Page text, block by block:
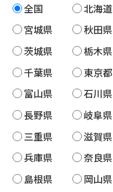
全国 北海道
宮城県
秋田県
茨城県
栃木県
千葉県
東京都
富山県
石川県
長野県
岐阜県
三重県
滋賀県
兵庫県
奈良県
島根県
岡山県